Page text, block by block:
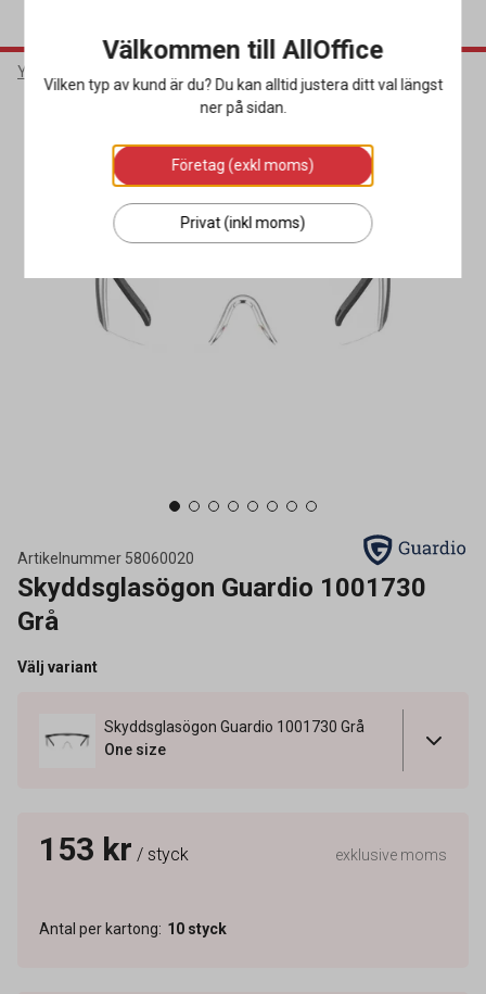
Yrkeskläder & Skydd
Artikelnummer 58060020
Skyddsglasögon Guardio 1001730
Grå
Välj variant
Skyddsglasögon Guardio 1001730 Grå
One size
153 kr / styck exklusive moms
Antal per kartong: 10 styck
Välkommen till AllOffice
Vilken typ av kund är du? Du kan alltid justera ditt val längst
ner på sidan.
Företag (exkl moms)
Privat (inkl moms)